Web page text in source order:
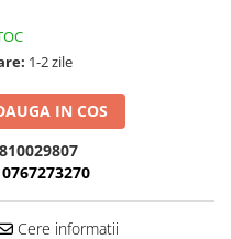
1-2 zile
IN COS
0767273270
Cere informatii